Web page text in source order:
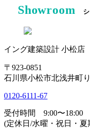
Showroom
イング建築設計 小松店
〒923-0851
石川県小松市北浅井町
0120-6111-67
受付時間 9:00〜18:00
(定休日/水曜・祝日・